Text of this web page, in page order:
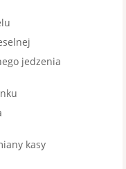
jedzenia
kasy